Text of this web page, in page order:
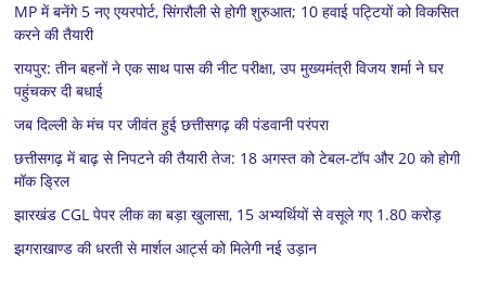
MP में बनेंगे 5 नए एयरपोर्ट, सिंगरौली से होगी शुरुआत; 10 हवाई पट्टियों को विकसित
करने की तैयारी
रायपुर: तीन बहनों ने एक साथ पास की नीट परीक्षा, उप मुख्यमंत्री विजय शर्मा ने घर
पहुंचकर दी बधाई
जब दिल्ली के मंच पर जीवंत हुई छत्तीसगढ़ की पंडवानी परंपरा
छत्तीसगढ़ में बाढ़ से निपटने की तैयारी तेज: 18 अगस्त को टेबल-टॉप और 20 को होगी
मॉक ड्रिल
झारखंड CGL पेपर लीक का बड़ा खुलासा, 15 अभ्यर्थियों से वसूले गए 1.80 करोड़
झगराखाण्ड की धरती से मार्शल आर्ट्स को मिलेगी नई उड़ान